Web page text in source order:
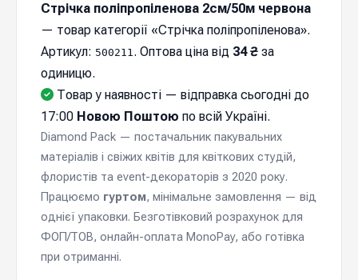
Стрічка поліпропіленова 2см/50м червона
— товар категорії «Стрічка поліпропіленова».
Артикул: 500211. Оптова ціна від 34 ₴ за
одиницю.
Товар у наявності — відправка cьогодні до
17:00 Новою Поштою по всій Україні.
Diamond Pack — постачальник пакувальних
матеріалів і свіжих квітів для квіткових студій,
флористів та event-декораторів з 2020 року.
Працюємо гуртом, мінімальне замовлення — від
однієї упаковки. Безготівковий розрахунок для
ФОП/ТОВ, онлайн-оплата MonoPay, або готівка
при отриманні.